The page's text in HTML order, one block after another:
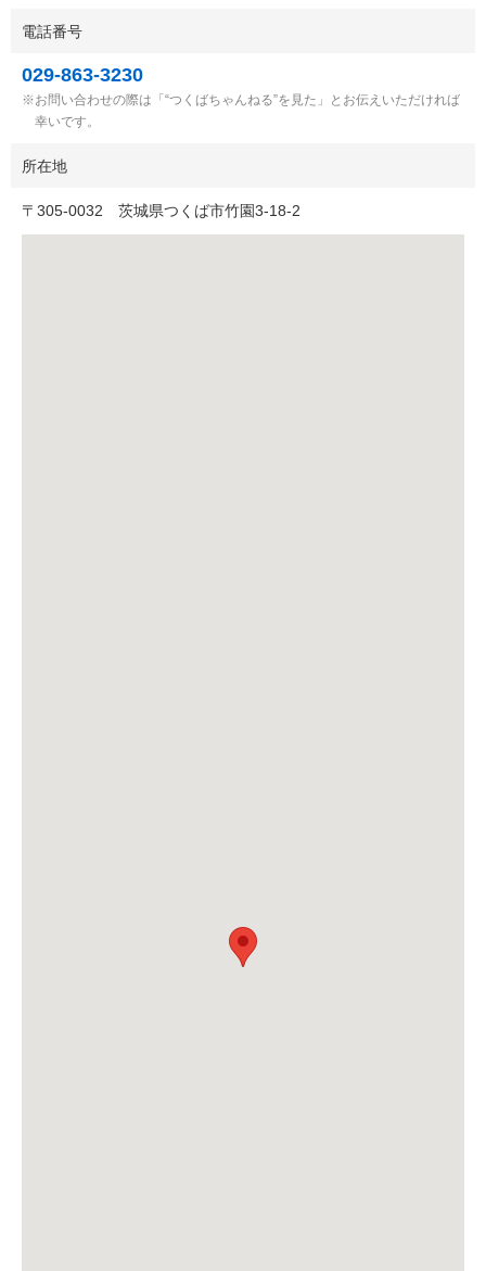
電話番号
029-863-3230
お問い合わせの際は「“つくばちゃんねる”を見た」とお伝えいただければ
幸いです。
所在地
〒 305-0032 茨城県つくば市竹園3-18-2